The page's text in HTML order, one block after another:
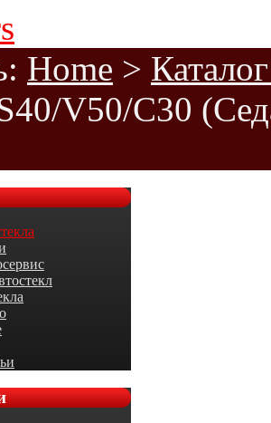
Home >
V50/C30